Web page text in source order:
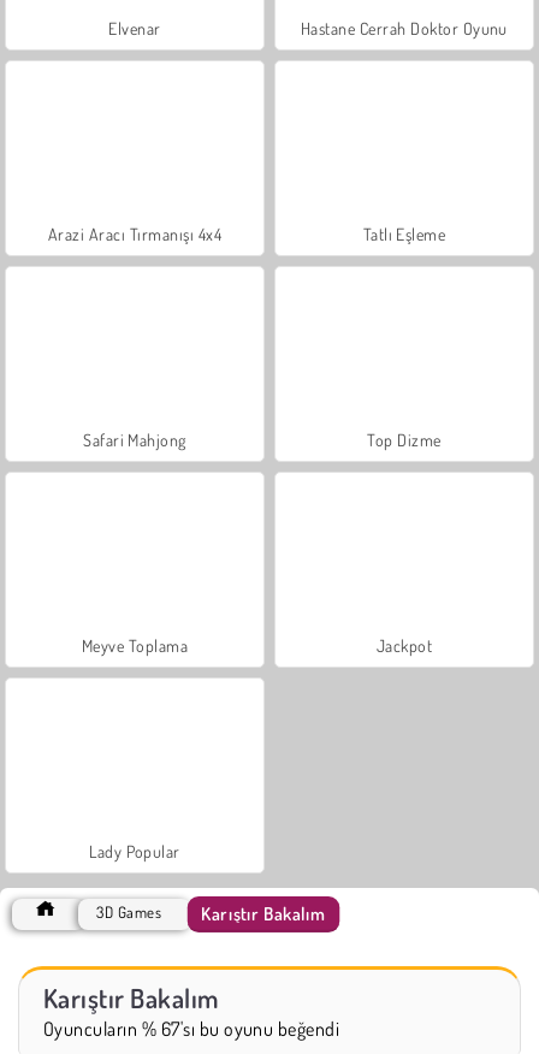
Elvenar Hastane Cerrah Doktor Oyunu
Arazi Aracı Tırmanışı 4x4 Tatlı Eşleme
Safari Mahjong Top Dizme
Meyve Toplama Jackpot
Lady Popular
3D Games Karıştır Bakalım
Karıştır Bakalım
Oyuncuların % 67'sı bu oyunu beğendi